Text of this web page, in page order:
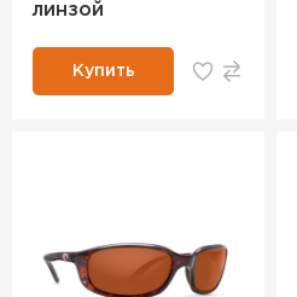
линзой
Купить